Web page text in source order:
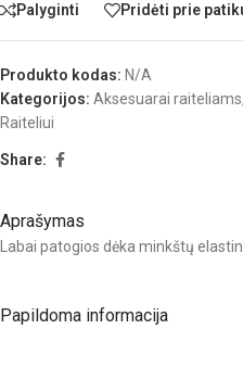
Palyginti Pridėti prie
Produkto kodas: N/A
Kategorijos: Aksesuarai raiteliams,
Raiteliui
Share:
Aprašymas
Labai patogios dėka minkštų
Papildoma informacija